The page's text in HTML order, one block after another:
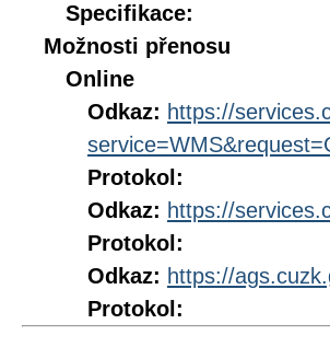
Specifikace:
Možnosti přenosu
Online
Odkaz: https://
Protokol:
Odkaz: https://
Protokol:
Odkaz: https://
Protokol: